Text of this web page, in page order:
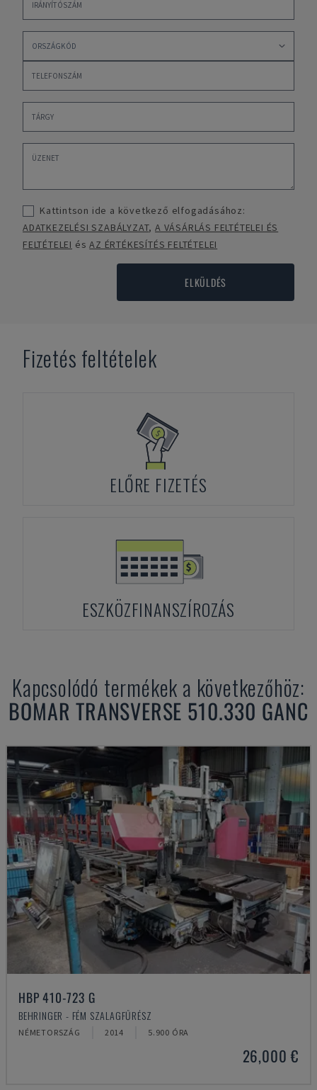
Kattintson ide a következő elfogadásához:
ADATKEZELÉSI SZABÁLYZAT,A VÁSÁRLÁS FELTÉTELEI ÉS
FELTÉTELEI ésAZ ÉRTÉKESÍTÉS FELTÉTELEI
ELKÜLDÉS
Fizetés feltételek
ELŐRE FIZETÉS
ESZKÖZFINANSZÍROZÁS
Kapcsolódó termékek a következőhöz:
BOMAR TRANSVERSE 510.330 GANC
HBP 410-723 G
BEHRINGER - FÉM SZALAGFŰRÉSZ
NÉMETORSZÁG 2014 5.900 ÓRA
26,000 €